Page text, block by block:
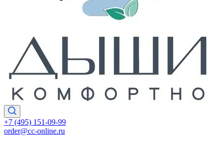
+7 (495) 151-09-99
order@cc-online.ru